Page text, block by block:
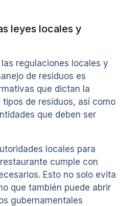
leyes locales y
regulaciones locales y
de residuos es
que dictan la
de residuos, así como
que deben ser
locales para
cumple con
Esto no solo evita
que también puede abrir
gubernamentales